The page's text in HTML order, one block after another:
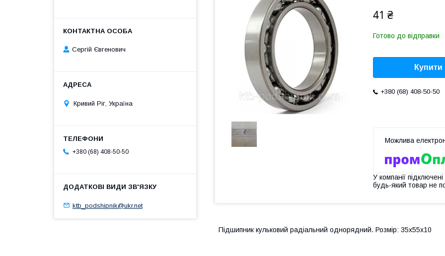
41 ₴
Готово до відправки
Купити
+380 (68) 408-50-50
У компанії
будь-який товар не
Підшипник кульковий радіальний однорядний. Розмір: 35х55х10
Сергій Євгенович
Кривий Ріг, Україна
+380 (68) 408-50-50
ktb_podshipnik@ukr.net